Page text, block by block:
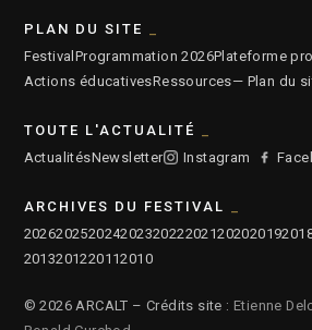
PLAN DU SITE
Festival Programmation 2026Plateforme
Actions éducativesRessources— Plan du
TOUTE L'ACTUALITÉ
ActualitésNewsletter Instagram
ARCHIVES DU FESTIVAL
20262025202420232022202120202019
2013201220112010
© 2026 ARCALT – Crédits site : Etienne